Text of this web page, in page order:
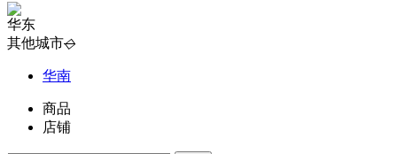
华东
其他城市◇
华南
商品
店铺